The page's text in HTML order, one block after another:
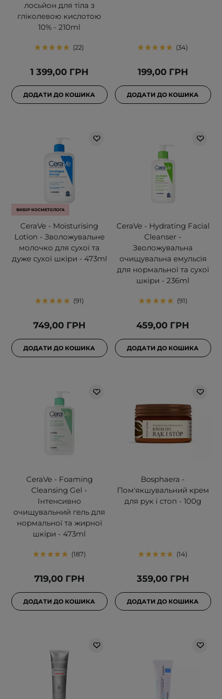
лосьйон для тіла з
гліколевою кислотою
10% - 210ml
22
1 399,00 ГРН
ДОДАТИ ДО КОШИКА
34
199,00 ГРН
ДОДАТИ ДО КОШИКА
ВИБІР КОСМЕТОЛОГА
CeraVe - Moisturising
Lotion - Зволожувальне
молочко для сухої та
дуже сухої шкіри - 473ml
91
749,00 ГРН
ДОДАТИ ДО КОШИКА
CeraVe - Hydrating Facial
Cleanser -
Зволожувальна
очищувальна емульсія
для нормальної та сухої
шкіри - 236ml
91
459,00 ГРН
ДОДАТИ ДО КОШИКА
CeraVe - Foaming
Cleansing Gel -
Інтенсивно
очищувальний гель для
нормальної та жирної
шкіри - 473ml
187
719,00 ГРН
ДОДАТИ ДО КОШИКА
Bosphaera -
Пом'якшувальний крем
для рук і стоп - 100g
14
359,00 ГРН
ДОДАТИ ДО КОШИКА